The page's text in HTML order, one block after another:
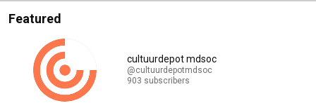
Featured
cultuurdepot mdsoc
@cultuurdepotmdsoc
903 subscribers